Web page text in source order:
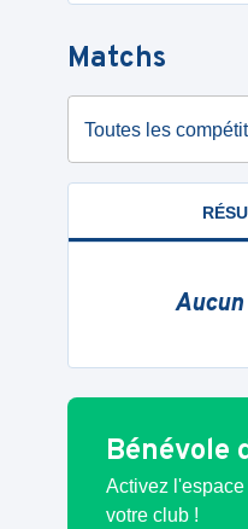
Matchs
Toutes les
Bénévole
Activez
votre club !